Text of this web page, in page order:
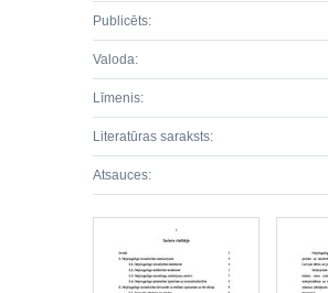
Publicēts:
Valoda:
Līmenis:
Literatūras saraksts:
Atsauces: